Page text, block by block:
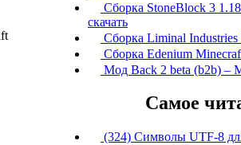
Сборка StoneBlock 3
скачать
Сборка Liminal Industries
Сборка Edenium
Мод Back 2 beta (b2b) –
Самое
(324) Символы UTF-8